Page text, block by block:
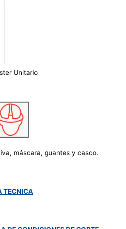
Unitario
máscara, guantes y casco.
TECNICA